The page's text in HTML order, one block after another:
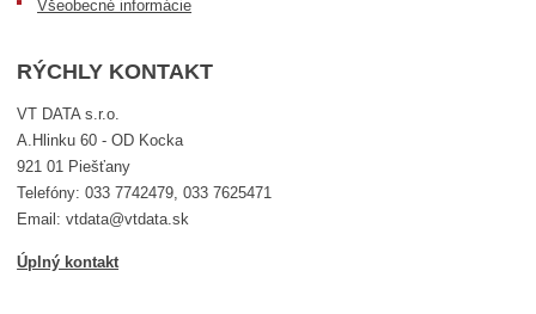
Všeobecné informácie
RÝCHLY KONTAKT
VT DATA s.r.o.
A.Hlinku 60 - OD Kocka
921 01 Piešťany
Telefóny: 033 7742479, 033 7625471
Email: vtdata@vtdata.sk
Úplný kontakt